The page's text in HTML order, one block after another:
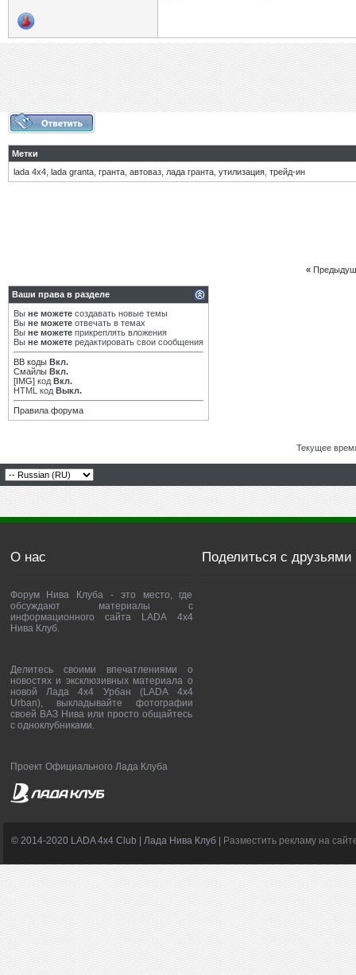
Метки
lada 4x4 lada granta гранта автоваз лада гранта утилизация трейд-ин
«
Ваши права в разделе
Вы не можете создавать новые темы
Вы не можете отвечать в темах
Вы не можете прикреплять вложения
Вы не можете редактировать свои сообщения
BB коды Вкл.
Смайлы Вкл.
[IMG] код Вкл.
HTML код Выкл.
Правила форума
Текущее
О нас
Форум Нива Клуба - это место, где
обсуждают материалы с
информационного сайта LADA 4x4
Нива Клуб.
Делитесь своими впечатлениями о
новостях и эксклюзивных материала о
новой Лада 4х4 Урбан (LADA 4x4
Urban), выкладывайте фотографии
своей ВАЗ Нива или просто общайтесь
с одноклубниками.
Проект Официального Лада Клуба
Поделиться с друзьями
© 2014-2020 LADA 4x4 Club | Лада Нива Клуб | Разместить рекламу на